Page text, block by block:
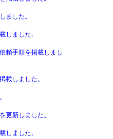
した。
ました。
頼手順を掲載しまし
載しました。
更新しました。
しました。